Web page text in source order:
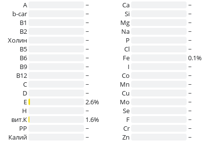
A
~
b-car
~
В1
~
B2
~
Холин
~
B5
~
B6
~
B9
~
B12
~
C
~
D
~
E
2.6%
H
~
вит.К
1.6%
PP
~
Калий
~
Ca
~
Si
~
Mg
~
Na
~
P
~
Cl
~
Fe
0.1%
I
~
Co
~
Mn
~
Cu
~
Mo
~
Se
~
F
~
Cr
~
Zn
~